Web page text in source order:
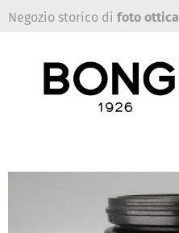
Negozio storico di foto ottica